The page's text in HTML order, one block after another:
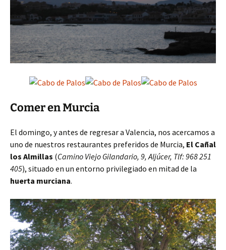
Comer en Murcia
El domingo, y antes de regresar a Valencia, nos acercamos a
uno de nuestros restaurantes preferidos de Murcia, El Cañal
los Almillas (Camino Viejo Gilandario, 9, Aljúcer, Tlf: 968 251
405), situado en un entorno privilegiado en mitad de la
huerta murciana.